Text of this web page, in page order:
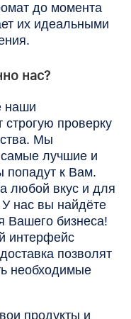
до момента
их идеальными
нас?
наши
проверку
Мы
самые лучшие и
попадут к Вам.
любой вкус и для
нас вы найдёте
Вашего бизнеса!
интерфейс
позволят
необходимые
продукты и